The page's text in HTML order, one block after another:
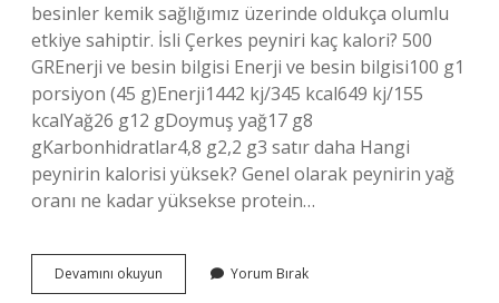
besinler kemik sağlığımız üzerinde oldukça olumlu
etkiye sahiptir. İsli Çerkes peyniri kaç kalori? 500
GREnerji ve besin bilgisi Enerji ve besin bilgisi100 g1
porsiyon (45 g)Enerji1442 kj/345 kcal649 kj/155
kcalYağ26 g12 gDoymuş yağ17 g8
gKarbonhidratlar4,8 g2,2 g3 satır daha Hangi
peynirin kalorisi yüksek? Genel olarak peynirin yağ
oranı ne kadar yüksekse protein…
Devamını okuyun
Peyniri
Yorum Bırak